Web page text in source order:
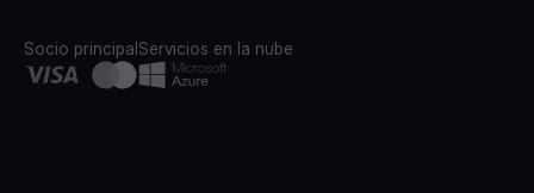
Socio principalServicios en la nube